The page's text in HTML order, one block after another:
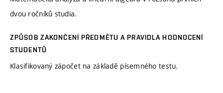
dvou ročníků studia.
ZPŮSOB ZAKONČENÍ PŘEDMĚTU A PRAVIDLA HODNOCENÍ
STUDENTŮ
Klasifikovaný zápočet na základě písemného testu.